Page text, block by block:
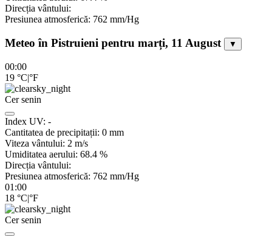
Direcția vântului:
Presiunea atmosferică: 762 mm/Hg
Meteo în Pistruieni pentru marți, 11 August ▼
00:00
19 °C|°F
Cer senin
Index UV: -
Cantitatea de precipitații: 0 mm
Viteza vântului: 2 m/s
Umiditatea aerului: 68.4 %
Direcția vântului:
Presiunea atmosferică: 762 mm/Hg
01:00
18 °C|°F
Cer senin